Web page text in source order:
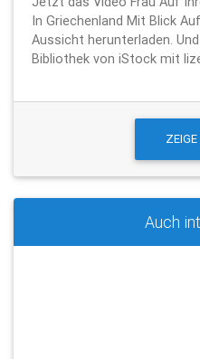
In Griechenland Mit Blick
Aussicht herunterladen.
Bibliothek von iStock mit
Auch